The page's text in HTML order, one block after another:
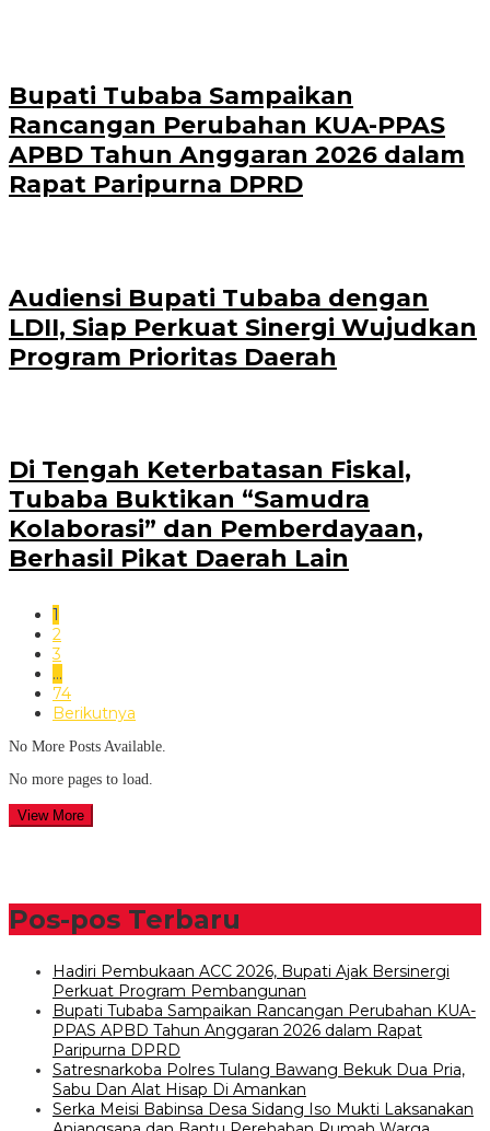
Bupati Tubaba Sampaikan
Rancangan Perubahan KUA-PPAS
APBD Tahun Anggaran 2026 dalam
Rapat Paripurna DPRD
Audiensi Bupati Tubaba dengan
LDII, Siap Perkuat Sinergi Wujudkan
Program Prioritas Daerah
Di Tengah Keterbatasan Fiskal,
Tubaba Buktikan “Samudra
Kolaborasi” dan Pemberdayaan,
Berhasil Pikat Daerah Lain
1
2
3
…
74
Berikutnya
No More Posts Available.
No more pages to load.
View More
Pos-pos Terbaru
Hadiri Pembukaan ACC 2026, Bupati Ajak Bersinergi
Perkuat Program Pembangunan
Bupati Tubaba Sampaikan Rancangan Perubahan KUA-
PPAS APBD Tahun Anggaran 2026 dalam Rapat
Paripurna DPRD
Satresnarkoba Polres Tulang Bawang Bekuk Dua Pria,
Sabu Dan Alat Hisap Di Amankan
Serka Meisi Babinsa Desa Sidang Iso Mukti Laksanakan